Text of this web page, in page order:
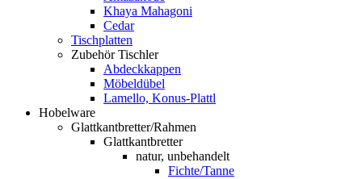
Khaya Mahagoni
Cedar
Tischplatten
Zubehör Tischler
Abdeckkappen
Möbeldübel
Lamello, Konus-Plattl
Hobelware
Glattkantbretter/Rahmen
Glattkantbretter
natur, unbehandelt
Fichte/Tanne